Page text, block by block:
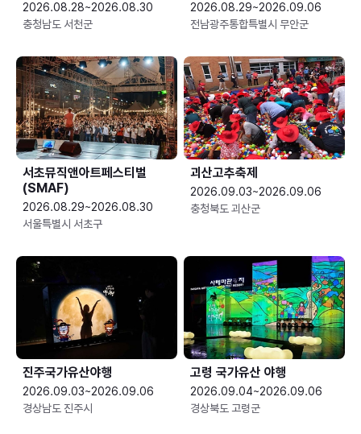
2026.08.28~2026.08.30
충청남도 서천군
2026.08.29~2026.09.06
전남광주통합특별시 무안군
서초뮤직앤아트페스티벌
(SMAF)
2026.08.29~2026.08.30
서울특별시 서초구
괴산고추축제
2026.09.03~2026.09.06
충청북도 괴산군
진주국가유산야행
2026.09.03~2026.09.06
경상남도 진주시
고령 국가유산 야행
2026.09.04~2026.09.06
경상북도 고령군